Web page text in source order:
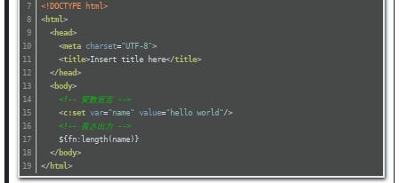
<!DOCTYPE html>
< html >
< head>
<meta charset="UTF-8">
<title>Insert title here</title>
</ head>
< body>
<!-- 変数宣言 -->
<c:set var="name" value="hello world" />
<!-- 長さ出力 -->
    ${fn:length(name)}
</ body>
</ html >